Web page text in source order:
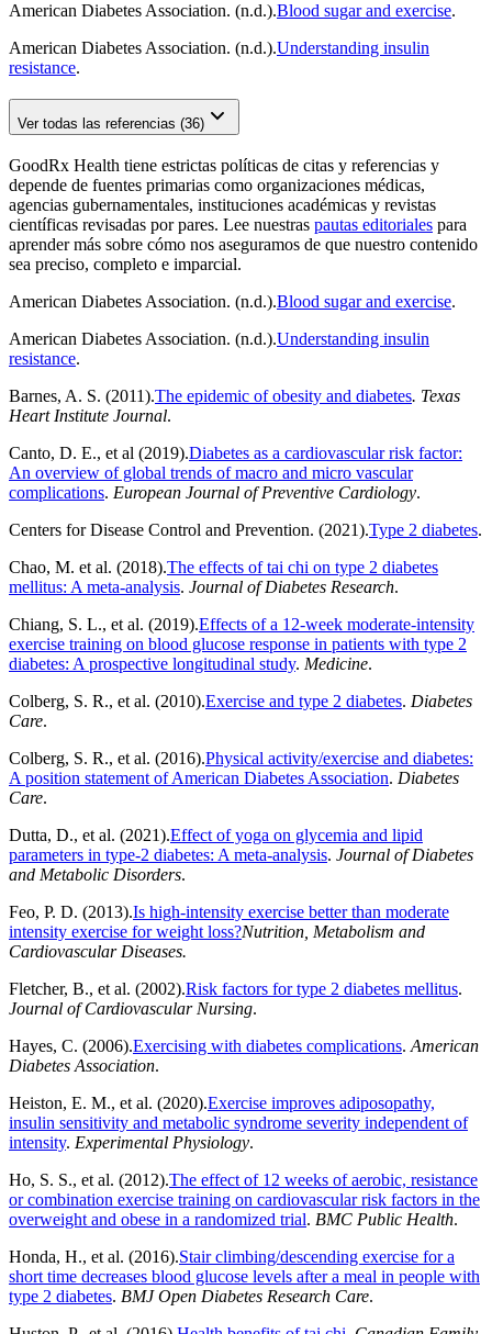
American Diabetes Association. (n.d.).Blood sugar and exercise.
American Diabetes Association. (n.d.).Understanding insulin
resistance.
Ver todas las referencias (36)
GoodRx Health tiene estrictas políticas de citas y referencias y
depende de fuentes primarias como organizaciones médicas,
agencias gubernamentales, instituciones académicas y revistas
científicas revisadas por pares. Lee nuestras pautas editoriales para
aprender más sobre cómo nos aseguramos de que nuestro contenido
sea preciso, completo e imparcial.
American Diabetes Association. (n.d.).Blood sugar and exercise.
American Diabetes Association. (n.d.).Understanding insulin
resistance.
Barnes, A. S. (2011).The epidemic of obesity and diabetes. Texas
Heart Institute Journal.
Canto, D. E., et al (2019).Diabetes as a cardiovascular risk factor:
An overview of global trends of macro and micro vascular
complications. European Journal of Preventive Cardiology.
Centers for Disease Control and Prevention. (2021).Type 2 diabetes.
Chao, M. et al. (2018).The effects of tai chi on type 2 diabetes
mellitus: A meta-analysis. Journal of Diabetes Research.
Chiang, S. L., et al. (2019).Effects of a 12-week moderate-intensity
exercise training on blood glucose response in patients with type 2
diabetes: A prospective longitudinal study. Medicine.
Colberg, S. R., et al. (2010).Exercise and type 2 diabetes. Diabetes
Care.
Colberg, S. R., et al. (2016).Physical activity/exercise and diabetes:
A position statement of American Diabetes Association. Diabetes
Care.
Dutta, D., et al. (2021).Effect of yoga on glycemia and lipid
parameters in type-2 diabetes: A meta-analysis. Journal of Diabetes
and Metabolic Disorders.
Feo, P. D. (2013).Is high-intensity exercise better than moderate
intensity exercise for weight loss?Nutrition, Metabolism and
Cardiovascular Diseases.
Fletcher, B., et al. (2002).Risk factors for type 2 diabetes mellitus.
Journal of Cardiovascular Nursing.
Hayes, C. (2006).Exercising with diabetes complications. American
Diabetes Association.
Heiston, E. M., et al. (2020).Exercise improves adiposopathy,
insulin sensitivity and metabolic syndrome severity independent of
intensity. Experimental Physiology.
Ho, S. S., et al. (2012).The effect of 12 weeks of aerobic, resistance
or combination exercise training on cardiovascular risk factors in the
overweight and obese in a randomized trial. BMC Public Health.
Honda, H., et al. (2016).Stair climbing/descending exercise for a
short time decreases blood glucose levels after a meal in people with
type 2 diabetes. BMJ Open Diabetes Research Care.